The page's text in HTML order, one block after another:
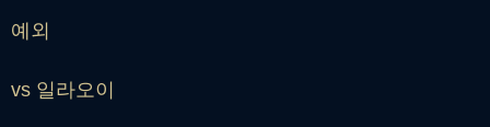
예외
vs 일라오이